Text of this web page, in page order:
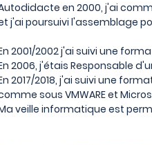
en 2000, j'ai
j'ai poursuivi l'assemblage
2001/2002 j'ai suivi une
2006, j'étais Responsable
2017/2018, j'ai suivi une
sous VMWARE et
veille informatique est